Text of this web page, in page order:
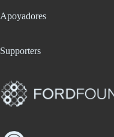
Apoyadores
Supporters